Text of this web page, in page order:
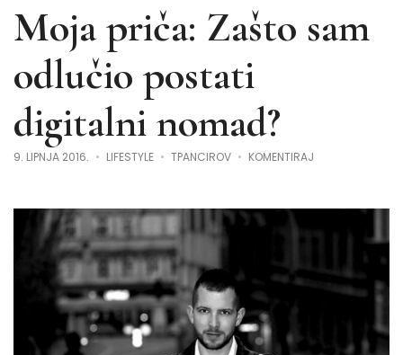
Moja priča: Zašto sam
odlučio postati
digitalni nomad?
9. LIPNJA 2016. LIFESTYLE TPANCIROV KOMENTIRAJ
SAM